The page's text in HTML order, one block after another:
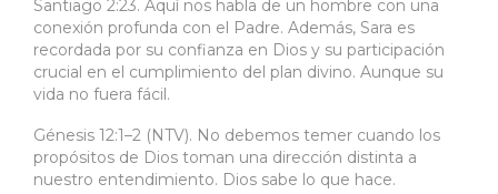
Santiago 2:23. Aquí nos habla de un hombre con una
conexión profunda con el Padre. Además, Sara es
recordada por su confianza en Dios y su participación
crucial en el cumplimiento del plan divino. Aunque su
vida no fuera fácil.
Génesis 12:1–2 (NTV). No debemos temer cuando los
propósitos de Dios toman una dirección distinta a
nuestro entendimiento. Dios sabe lo que hace.